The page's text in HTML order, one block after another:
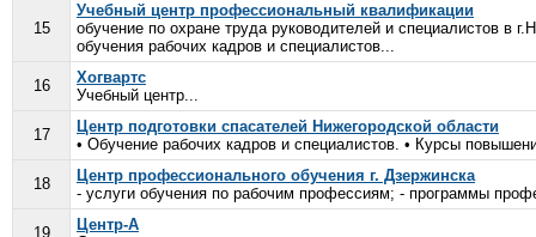
15
Учебный центр профессиональный квалификации
обучение по охране труда руководителей и специалистов в
обучения рабочих кадров и специалистов...
16
Хогвартс
Учебный центр...
17
Центр подготовки спасателей Нижегородской области
• Обучение рабочих кадров и специалистов. • Курсы
18
Центр профессионального обучения г. Дзержинска
- услуги обучения по рабочим профессиям; - программы
19
Центр-А